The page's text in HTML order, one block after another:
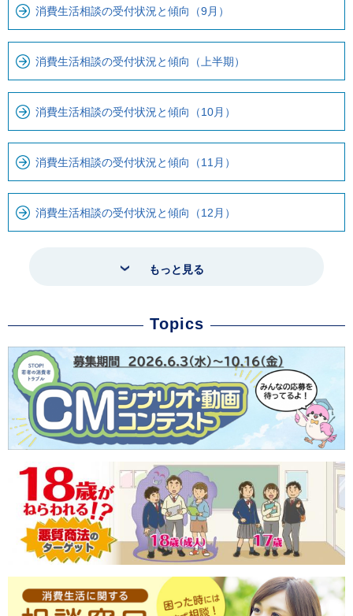
消費生活相談の受付状況と傾向（9月）
消費生活相談の受付状況と傾向（上半期）
消費生活相談の受付状況と傾向（10月）
消費生活相談の受付状況と傾向（11月）
消費生活相談の受付状況と傾向（12月）
もっと見る
Topics